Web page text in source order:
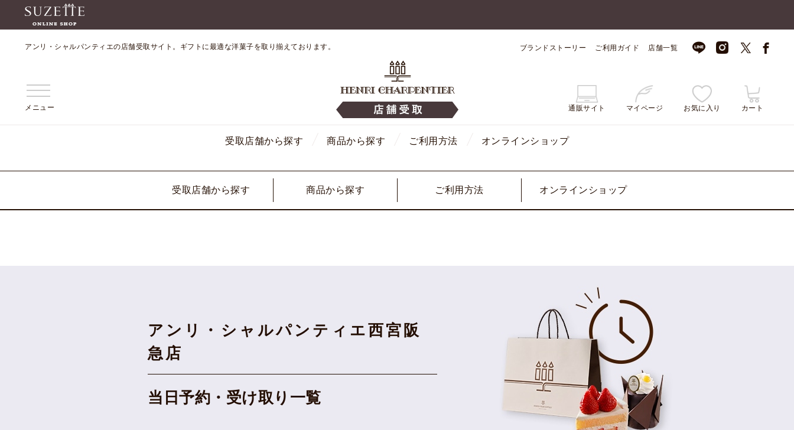
アンリ・シャルパンティエの店舗受取サイト。ギフトに最適な洋菓子を取り揃えております。 ブランドストーリー ご利用ガイド 店舗一覧
メニュー 通販サイト マイページ お気に入り カート
受取店舗から探す 商品から探す ご利用方法 オンラインショップ
受取店舗から探す 商品から探す ご利用方法 オンラインショップ
アンリ・シャルパンティエ西宮阪
急店
当日予約・ 受け取り一覧